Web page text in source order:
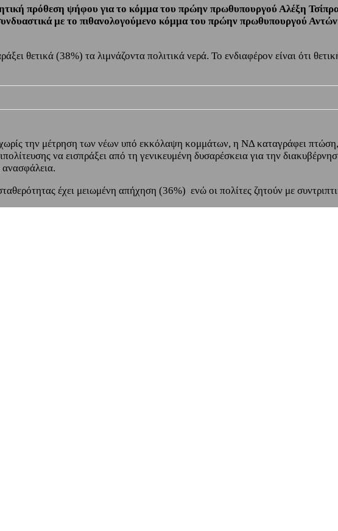
πρόθεση ψήφου για το κόμμα του πρώην πρωθυπουργού Αλέξη Τσίπρα
με το πιθανολογούμενο κόμμα του πρώην πρωθυπουργού
θετικά (38%) τα λιμνάζοντα πολιτικά νερά. Το ενδιαφέρον είναι ότι
την μέτρηση των νέων υπό εκκόλαψη κομμάτων, η ΝΔ καταγράφει
να εισπράξει από τη γενικευμένη δυσαρέσκεια για την
έχει μειωμένη απήχηση (36%) ενώ οι πολίτες ζητούν με